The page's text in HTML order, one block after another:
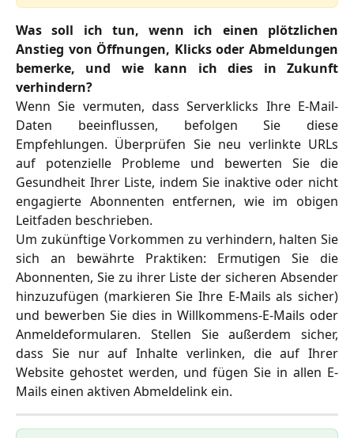
Was soll ich tun, wenn ich einen plötzlichen
Anstieg von Öffnungen, Klicks oder Abmeldungen
bemerke, und wie kann ich dies in Zukunft
verhindern?
Wenn Sie vermuten, dass Serverklicks Ihre E-Mail-
Daten beeinflussen, befolgen Sie diese
Empfehlungen. Überprüfen Sie neu verlinkte URLs
auf potenzielle Probleme und bewerten Sie die
Gesundheit Ihrer Liste, indem Sie inaktive oder nicht
engagierte Abonnenten entfernen, wie im obigen
Leitfaden beschrieben.
Um zukünftige Vorkommen zu verhindern, halten Sie
sich an bewährte Praktiken: Ermutigen Sie die
Abonnenten, Sie zu ihrer Liste der sicheren Absender
hinzuzufügen (markieren Sie Ihre E-Mails als sicher)
und bewerben Sie dies in Willkommens-E-Mails oder
Anmeldeformularen. Stellen Sie außerdem sicher,
dass Sie nur auf Inhalte verlinken, die auf Ihrer
Website gehostet werden, und fügen Sie in allen E-
Mails einen aktiven Abmeldelink ein.